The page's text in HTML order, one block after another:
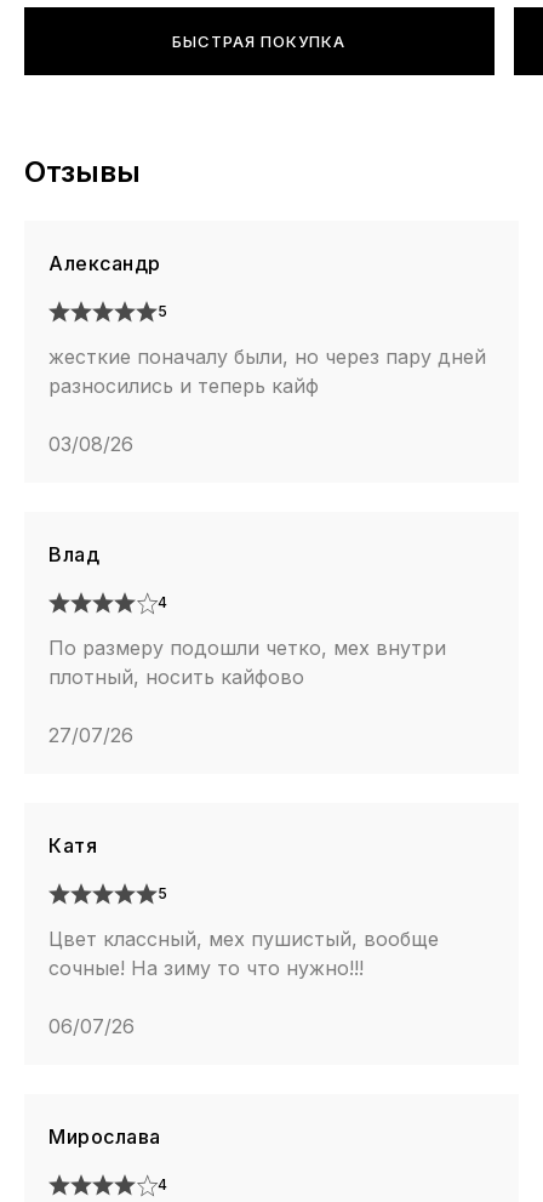
БЫСТРАЯ ПОКУПКА
Отзывы
Александр
5
жесткие поначалу были, но через пару дней
разносились и теперь кайф
03/08/26
Влад
4
По размеру подошли четко, мех внутри
плотный, носить кайфово
27/07/26
Катя
5
Цвет классный, мех пушистый, вообще
сочные! На зиму то что нужно!!!
06/07/26
Мирослава
4